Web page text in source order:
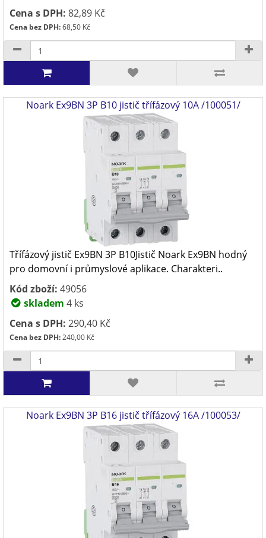
Cena s DPH: 82,89 Kč
Cena bez DPH:68,50 Kč
Noark Ex9BN 3P B10 jistič třífázový 10A /100051/
Třífázový jistič Ex9BN 3P B10Jistič Noark Ex9BN hodný
pro domovní i průmyslové aplikace. Charakteri..
Kód zboží: 49056
skladem 4 ks
Cena s DPH: 290,40 Kč
Cena bez DPH:240,00 Kč
Noark Ex9BN 3P B16 jistič třífázový 16A /100053/